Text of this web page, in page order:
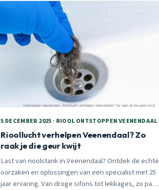
5 DECEMBER 2025 · RIOOL ONTSTOPPEN VEENENDAAL
Rioollucht verhelpen Veenendaal? Zo
raak je die geur kwijt
Last van rioolstank in Veenendaal? Ontdek de echte
oorzaken en oplossingen van een specialist met 25
jaar ervaring. Van droge sifons tot lekkages, zo pak